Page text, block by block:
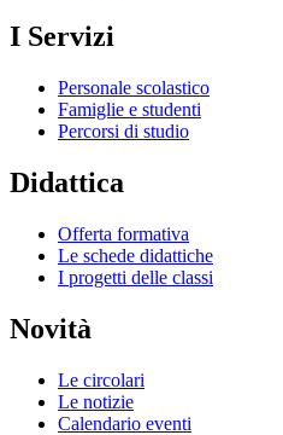
I Servizi
Personale scolastico
Famiglie e studenti
Percorsi di studio
Didattica
Offerta formativa
Le schede didattiche
I progetti delle classi
Novità
Le circolari
Le notizie
Calendario eventi